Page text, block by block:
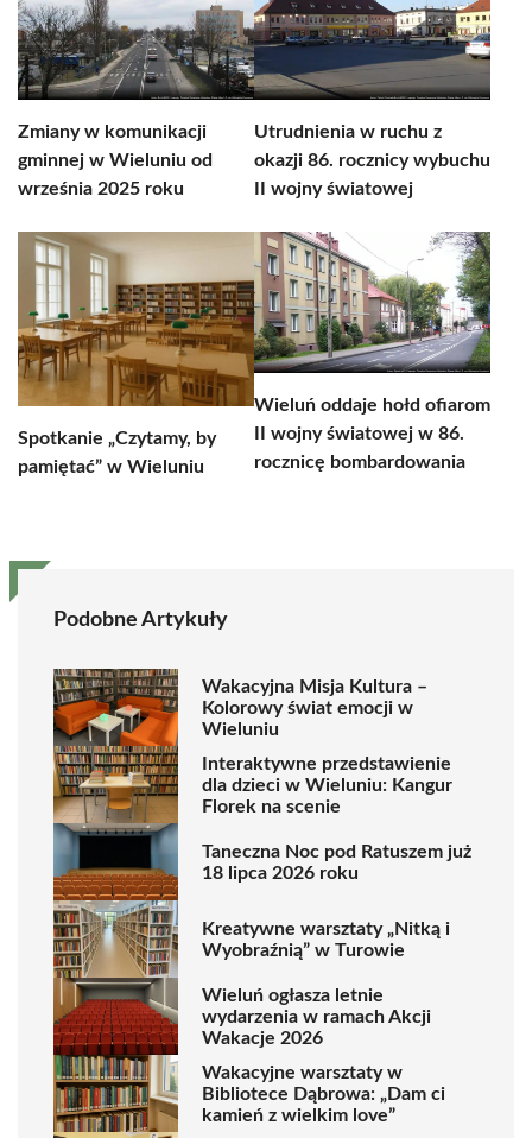
Zmiany w komunikacji
gminnej w Wieluniu od
września 2025 roku
Utrudnienia w ruchu z
okazji 86. rocznicy wybuchu
II wojny światowej
Spotkanie „Czytamy, by
pamiętać” w Wieluniu
Wieluń oddaje hołd ofiarom
II wojny światowej w 86.
rocznicę bombardowania
Podobne Artykuły
Wakacyjna Misja Kultura –
Kolorowy świat emocji w
Wieluniu
Interaktywne przedstawienie
dla dzieci w Wieluniu: Kangur
Florek na scenie
Taneczna Noc pod Ratuszem już
18 lipca 2026 roku
Kreatywne warsztaty „Nitką i
Wyobraźnią” w Turowie
Wieluń ogłasza letnie
wydarzenia w ramach Akcji
Wakacje 2026
Wakacyjne warsztaty w
Bibliotece Dąbrowa: „Dam ci
kamień z wielkim love”